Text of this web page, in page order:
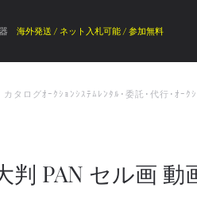
海外発送 / ネット入札可能 / 参加無料
タログｵｰｸｼｮﾝｼｽﾃﾑﾚﾝﾀﾙ･委託･代行･ｵｰｸ
判 PAN セル画 動